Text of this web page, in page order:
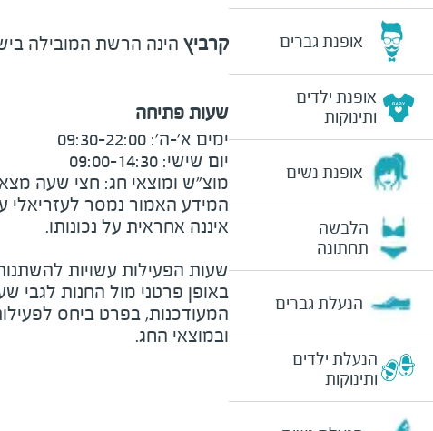
אופנת גברים
אופנת ילדים
ותינוקות
אופנת נשים
הלבשה
תחתונה
הנעלת גברים
הנעלת ילדים
ותינוקות
קרביץ הינה הרשת המובילה בישראל לציוד משרדי,
שעות פתיחה
מוצ"ש ומוצאי חג: חצי שעה מצאת
המידע האמור נמסר לעזריאלי
שעות הפעילות עשויות
באופן פרטני מול החנות לגבי
המעודכנות, בפרט ביחס
ובמוצאי החג.